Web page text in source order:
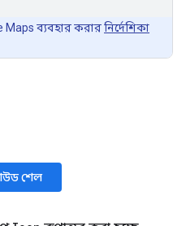
Maps ব্যবহার করারনির্দেশিকা
শেল